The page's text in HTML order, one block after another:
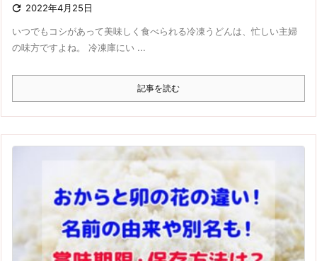
 2022年4月25日
いつでもコシがあって美味しく食べられる冷凍うどんは、忙しい主婦
の味方ですよね。 冷凍庫にい ...
記事を読む